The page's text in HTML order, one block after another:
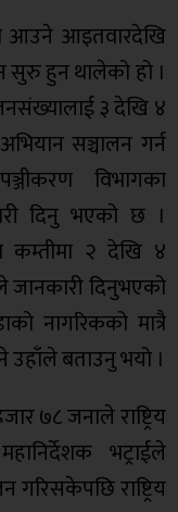
आउने आइतवारदेखि
सुरु हुन थालेको हो ।
३ देखि ४
अभियान सञ्चालन गर्न
विभागका
दिनु भएको छ ।
२ देखि ४
जानकारी दिनुभएको
नागरिकको मात्रै
बताउनु भयो ।
७८ जनाले राष्ट्रिय
भट्राईले
राष्ट्रिय